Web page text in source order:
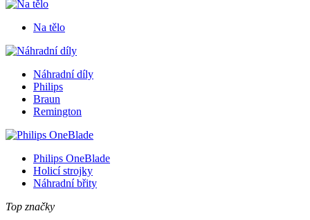
Na tělo
Náhradní díly
Philips
Braun
Remington
Philips OneBlade
Holicí strojky
Náhradní břity
Top značky